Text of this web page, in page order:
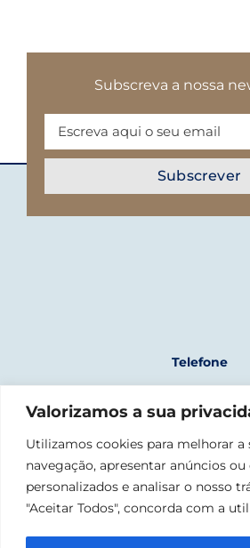
Valorizamos a sua
Utilizamos cookies para melhorar a
navegação, apresentar anúncios
personalizados e analisar o nosso
"Aceitar Todos", concorda com a
Subscreva a nossa
Telefone
(chamada para rede móvel
Morada
Fábrica Nacional da
Rua da Junqueira, 1300-
Email